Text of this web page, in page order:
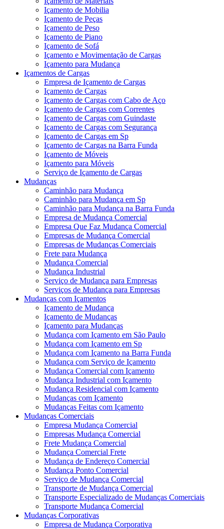
Içamento de Mobilia
Içamento de Peças
Içamento de Peso
Içamento de Piano
Içamento de Sofá
Içamento e Movimentação de Cargas
Içamento para Mudança
Içamentos de Cargas
Empresa de Içamento de Cargas
Içamento de Cargas
Içamento de Cargas com Cabo de Aço
Içamento de Cargas com Correntes
Içamento de Cargas com Guindaste
Içamento de Cargas com Segurança
Içamento de Cargas em Sp
Içamento de Cargas na Barra Funda
Içamento de Móveis
Içamento para Móveis
Serviço de Içamento de Cargas
Mudanças
Caminhão para Mudança
Caminhão para Mudança em Sp
Caminhão para Mudança na Barra Funda
Empresa de Mudança Comercial
Empresa Que Faz Mudança Comercial
Empresas de Mudança Comercial
Empresas de Mudanças Comerciais
Frete para Mudança
Mudança Comercial
Mudança Industrial
Serviço de Mudança para Empresas
Serviços de Mudança para Empresas
Mudanças com Içamentos
Içamento de Mudança
Içamento de Mudanças
Içamento para Mudanças
Mudança com Içamento em São Paulo
Mudança com Içamento em Sp
Mudança com Içamento na Barra Funda
Mudança com Serviço de Içamento
Mudança Comercial com Içamento
Mudança Industrial com Içamento
Mudança Residencial com Içamento
Mudanças com Içamento
Mudanças Feitas com Içamento
Mudanças Comerciais
Empresa Mudança Comercial
Empresas Mudança Comercial
Frete Mudança Comercial
Mudança Comercial Frete
Mudança de Endereço Comercial
Mudança Ponto Comercial
Serviço de Mudança Comercial
Transporte de Mudança Comercial
Transporte Especializado de Mudanças Comerciais
Transporte Mudança Comercial
Mudanças Corporativas
Empresa de Mudança Corporativa